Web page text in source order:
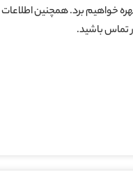
خواهیم برد. همچنین
تماس باشید.